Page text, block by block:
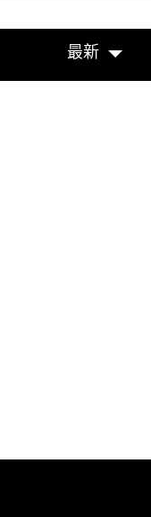
最新